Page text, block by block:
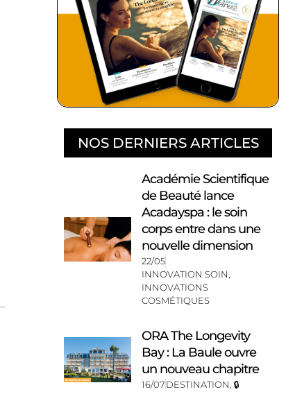
NOS DERNIERS ARTICLES
Académie Scientifique
de Beauté lance
Acadayspa : le soin
corps entre dans une
nouvelle dimension
22/05
INNOVATION SOIN
INNOVATIONS
COSMÉTIQUES
ORA The Longevity
Bay : La Baule ouvre
un nouveau chapitre
16/07DESTINATION ,🔒